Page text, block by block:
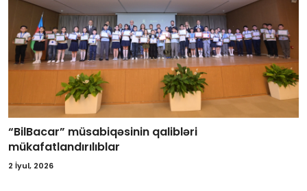
“BilBacar” müsabiqəsinin qalibləri
mükafatlandırılıblar
2 İyul, 2026